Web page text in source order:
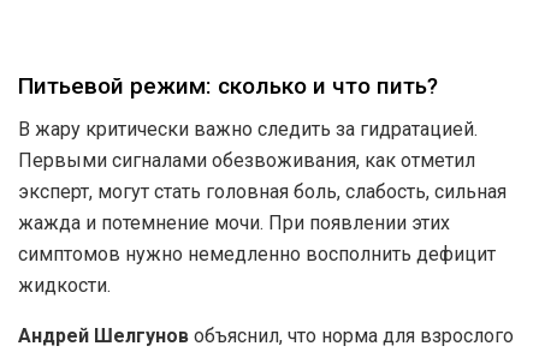
Питьевой режим: сколько и что пить?
В жару критически важно следить за гидратацией.
Первыми сигналами обезвоживания, как отметил
эксперт, могут стать головная боль, слабость, сильная
жажда и потемнение мочи. При появлении этих
симптомов нужно немедленно восполнить дефицит
жидкости.
Андрей Шелгунов объяснил, что норма для взрослого